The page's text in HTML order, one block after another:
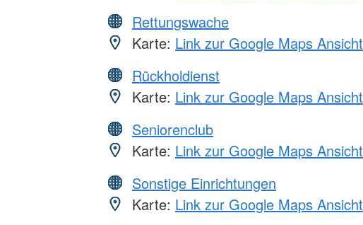
Rettungswache
Karte: Link zur Google Maps Ansicht
Rückholdienst
Karte: Link zur Google Maps Ansicht
Seniorenclub
Karte: Link zur Google Maps Ansicht
Sonstige Einrichtungen
Karte: Link zur Google Maps Ansicht